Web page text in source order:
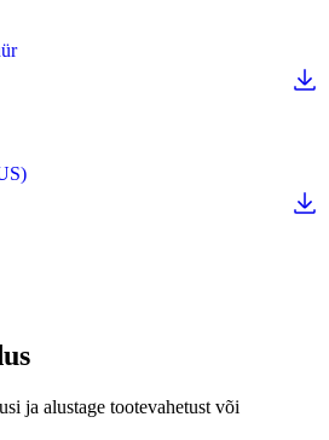
ja alustage tootevahetust või